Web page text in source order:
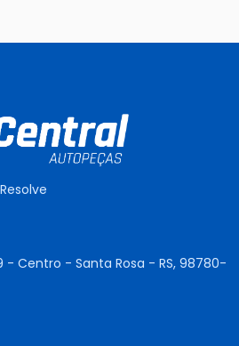
- Centro - Santa Rosa - RS, 98780-